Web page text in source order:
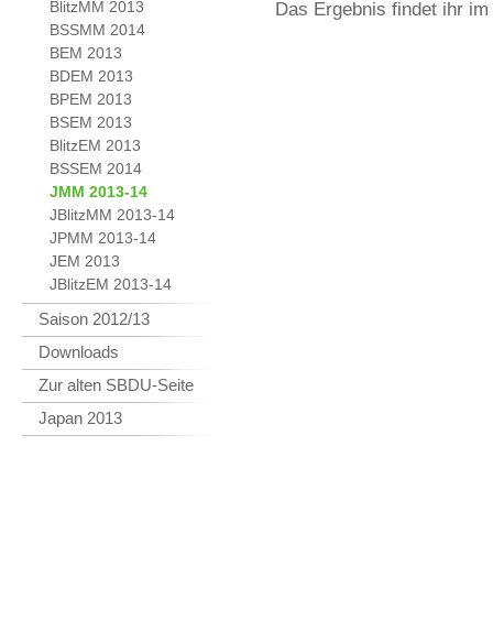
BlitzMM 2013
BSSMM 2014
BEM 2013
BDEM 2013
BPEM 2013
BSEM 2013
BlitzEM 2013
BSSEM 2014
JMM 2013-14
JBlitzMM 2013-14
JPMM 2013-14
JEM 2013
JBlitzEM 2013-14
Saison 2012/13
Downloads
Zur alten SBDU-Seite
Japan 2013
Das Ergebnis findet ihr im